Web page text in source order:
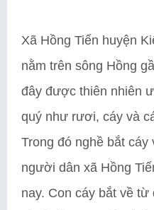
Xã Hồng Tiến huyện
nằm trên sông Hồng
đây được thiên nhiên
quý như rươi, cáy và
Trong đó nghề bắt cáy
người dân xã Hồng
nay. Con cáy bắt về